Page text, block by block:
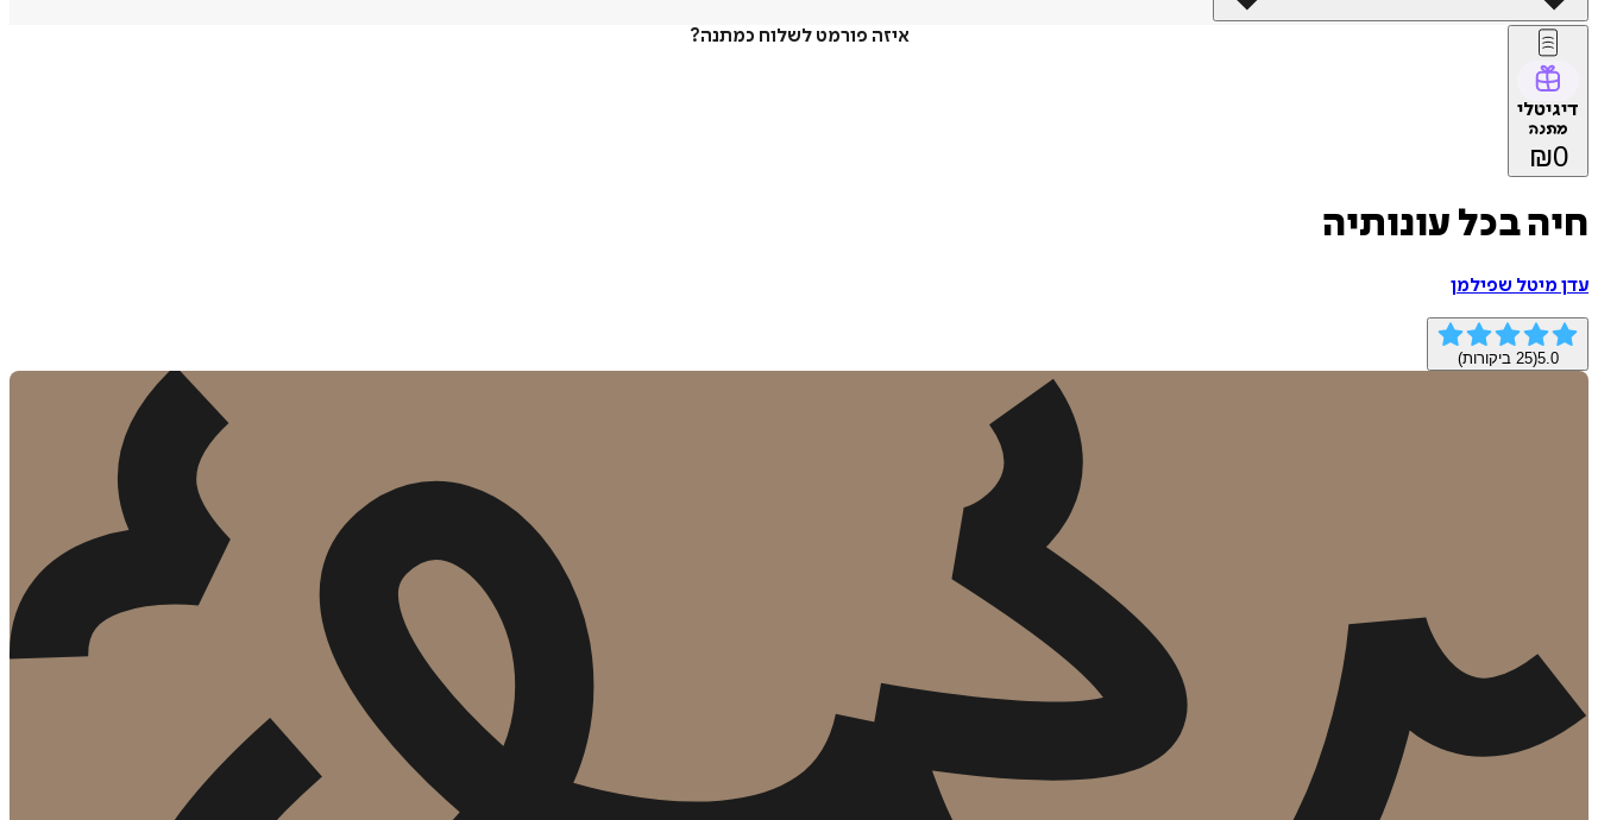
איזה פורמט לשלוח כמתנה?
דיגיטלי
מתנה
₪0
חיה בכל עונותיה
עדן מיטל שפילמן
5.0
(
25 ביקורות)